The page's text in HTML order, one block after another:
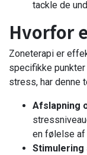
tackle de
Hvorfor
Zoneterapi er
specifikke punkter
stress, har denne
Afslapning
en følelse af
Stimulering